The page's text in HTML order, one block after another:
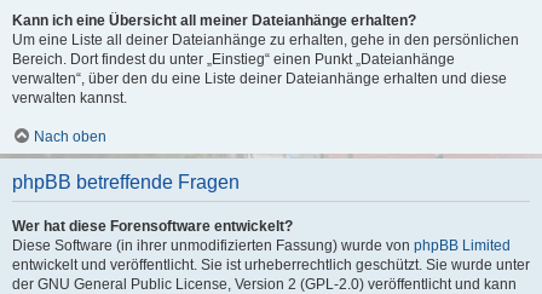
Kann ich eine Übersicht all meiner Dateianhänge erhalten?
Um eine Liste all deiner Dateianhänge zu erhalten, gehe in den persönlichen
Bereich. Dort findest du unter „Einstieg“ einen Punkt „Dateianhänge
verwalten“, über den du eine Liste deiner Dateianhänge erhalten und diese
verwalten kannst.
Nach oben
phpBB betreffende Fragen
Wer hat diese Forensoftware entwickelt?
Diese Software (in ihrer unmodifizierten Fassung) wurde von phpBB Limited
entwickelt und veröffentlicht. Sie ist urheberrechtlich geschützt. Sie wurde unter
der GNU General Public License, Version 2 (GPL-2.0) veröffentlicht und kann